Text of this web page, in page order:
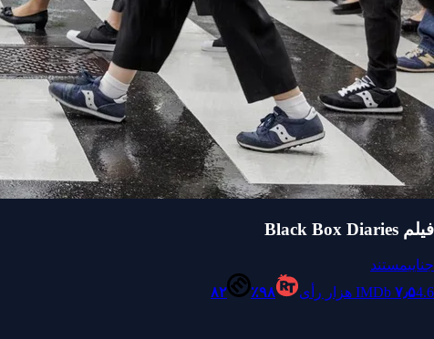
فیلم Black Box Diaries
جناییمستند
IMDb ۷٫۵4.6 هزار رأی ۹۸٪ ۸۲